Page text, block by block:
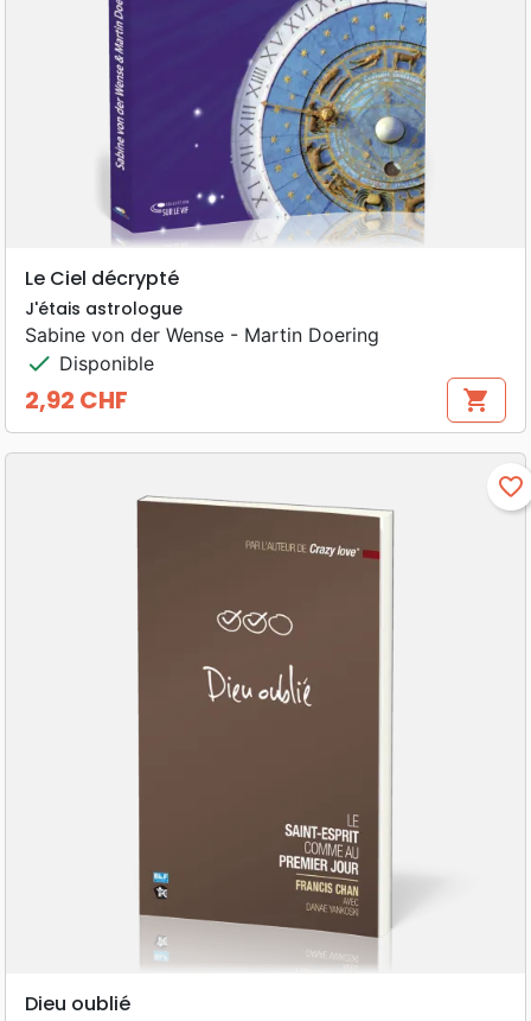
Le Ciel décrypté
J'étais astrologue
Sabine von der Wense - Martin Doering
check Disponible
Prix
2,92 CHF shopping_cart
favorite_border
Dieu oublié